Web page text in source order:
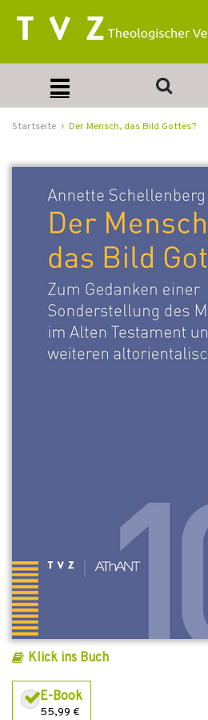
Startseite Der Mensch, das Bild Gottes?
Klick ins Buch
E-Book
55,99 €